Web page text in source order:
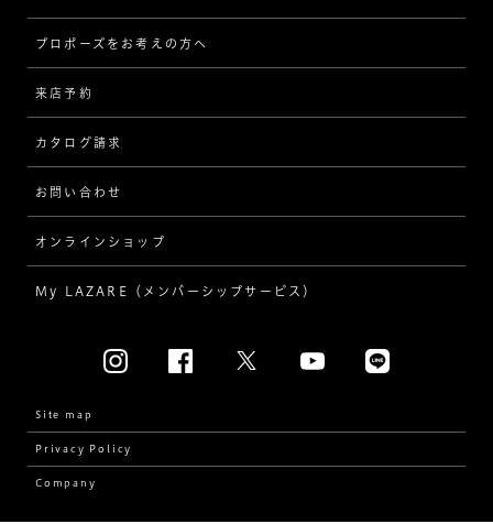
ソリテール
ワンサイドメレ
ダブルサイドメレ
ラインメレ
人気の婚約指輪
結婚指輪（マリッジリング）
[素材から選ぶ]
イエローゴールド
インタビュー
指輪
ダイヤモンド
プロポーズ
結婚式
プロポーズをお考えの方へ
来店予約
カタログ請求
お問い合わせ
オンラインショップ
My LAZARE（メンバーシップサービス）
Site map
Privacy Policy
Company